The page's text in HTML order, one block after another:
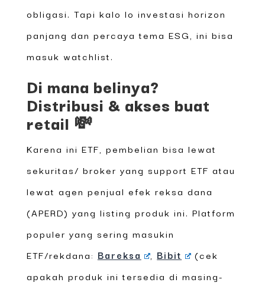
obligasi. Tapi kalo lo investasi horizon
panjang dan percaya tema ESG, ini bisa
masuk watchlist.
Di mana belinya?
Distribusi & akses buat
retail 💸
Karena ini ETF, pembelian bisa lewat
sekuritas/ broker yang support ETF atau
lewat agen penjual efek reksa dana
(APERD) yang listing produk ini. Platform
populer yang sering masukin
ETF/rekdana: Bareksa Bibit
(cek
apakah produk ini tersedia di masing-